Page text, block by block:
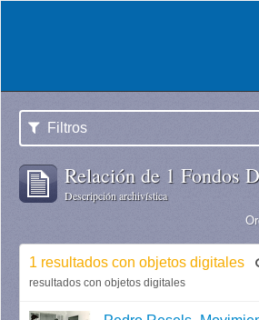
Filtros
Relación de 1 Fondos
Descripción archivística
1 resultados con objetos digitales
resultados con objetos digitales